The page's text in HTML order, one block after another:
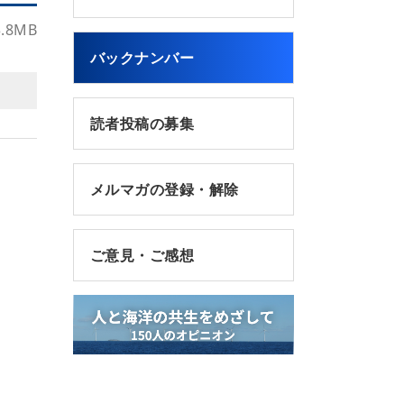
バックナンバー
読者投稿の募集
メルマガの登録・解除
ご意見・ご感想